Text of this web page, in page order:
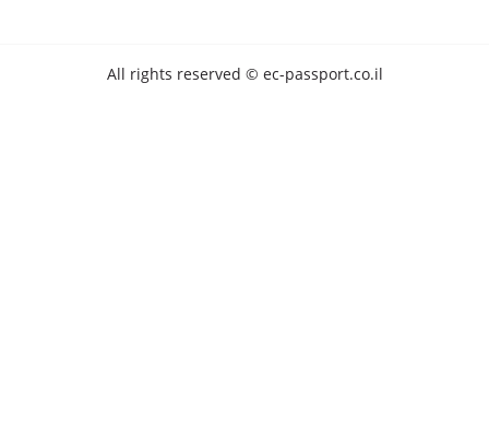
All rights reserved © ec-passport.co.il